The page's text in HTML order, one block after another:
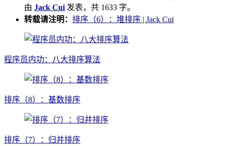
由 Jack Cui 发表，共 1633 字。
转载请注明： 排序（6）：堆排序 | Jack Cui
程序员内功：八大排序算法
排序（8）：基数排序
排序（7）：归并排序